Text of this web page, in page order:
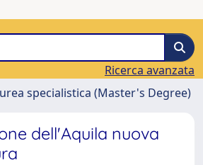
Ricerca avanzata
specialistica (Master's Degree)
dell'Aquila nuova